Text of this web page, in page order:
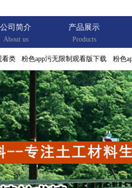
公司简介
About us
产品展示
Products
看类 粉色app污无限制观看版下载 粉色